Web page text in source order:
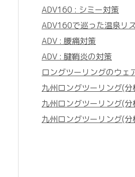
ADV160 : シミー対策
ADV160で巡った温泉リ
ADV : 腰痛対策
ADV : 腱鞘炎の対策
ロングツーリングのウェ
九州ロングツーリング(
九州ロングツーリング(
九州ロングツーリング(